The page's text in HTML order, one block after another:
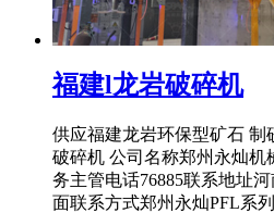
福建l龙岩破碎机
供应福建龙岩环保型矿石 制
破碎机 公司名称郑州永灿机
务主管电话76885联系地址
面联系方式郑州永灿PFL系